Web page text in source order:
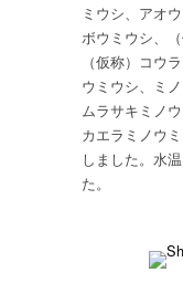
ミウシ、アオ
ボウミウシ、
（仮称）コウ
ウミウシ、ミ
ムラサキミノ
カエラミノウ
しました。水
た。